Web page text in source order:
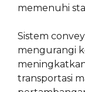
memenuhi
Sistem
mengurangi
transportasi